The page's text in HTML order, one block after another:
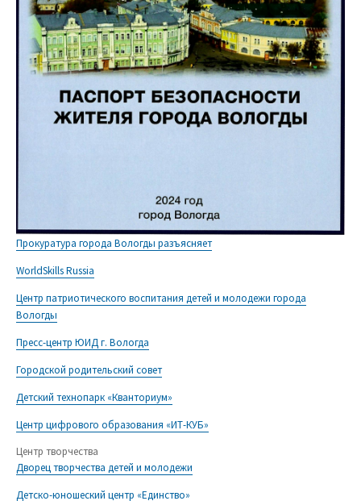
Прокуратура города Вологды разъясняет
WorldSkills Russia
Центр патриотического воспитания детей и молодежи города
Вологды
Пресс-центр ЮИД г. Вологда
Городской родительский совет
Детский технопарк «Кванториум»
Центр цифрового образования «ИТ-КУБ»
Центр творчества
Дворец творчества детей и молодежи
Детско-юношеский центр «Единство»